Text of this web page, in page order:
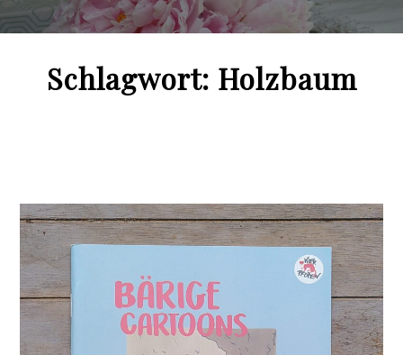
Schlagwort: Holzbaum